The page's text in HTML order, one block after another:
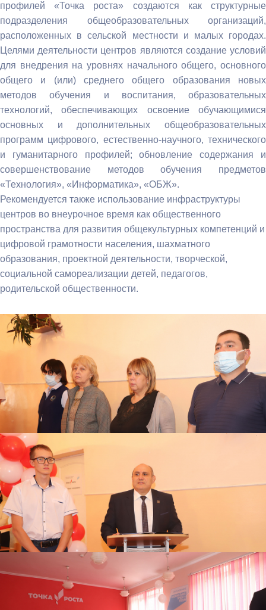
профилей «Точка роста» создаются как структурные
подразделения общеобразовательных организаций,
расположенных в сельской местности и малых городах.
Целями деятельности центров являются создание условий
для внедрения на уровнях начального общего, основного
общего и (или) среднего общего образования новых
методов обучения и воспитания, образовательных
технологий, обеспечивающих освоение обучающимися
основных и дополнительных общеобразовательных
программ цифрового, естественно-научного, технического
и гуманитарного профилей; обновление содержания и
совершенствование методов обучения предметов
«Технология», «Информатика», «ОБЖ».
Рекомендуется также использование инфраструктуры
центров во внеурочное время как общественного
пространства для развития общекультурных компетенций и
цифровой грамотности населения, шахматного
образования, проектной деятельности, творческой,
социальной самореализации детей, педагогов,
родительской общественности.